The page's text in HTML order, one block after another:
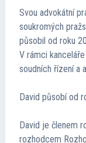
Svou advokátní
soukromých
působil od roku
V rámci
soudních řízení a
David působí od
David je členem
rozhodcem